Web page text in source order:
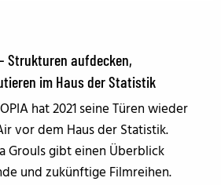
– Strukturen aufdecken,
im Haus der Statistik
hat 2021 seine Türen wieder
vor dem Haus der Statistik.
Grouls gibt einen Überblick
und zukünftige Filmreihen.